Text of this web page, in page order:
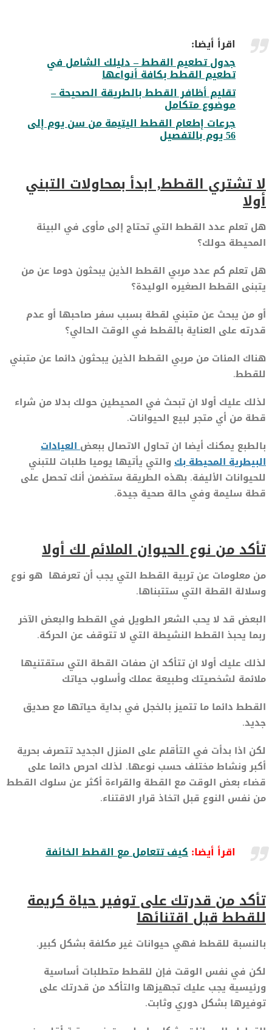
اقرأ أيضا:
جدول تطعيم القطط – دليلك الشامل في
تطعيم القطط بكافة أنواعها
تقليم أظافر القطط بالطريقة الصحيحة –
موضوع متكامل
جرعات إطعام القطط اليتيمة من سن يوم إلى
56 يوم بالتفصيل
لا تشتري القطط, ابدأ بمحاولات التبني
أولا
هل تعلم عدد القطط التي تحتاج إلى مأوى في البيئة
المحيطة حولك؟
هل تعلم كم عدد مربي القطط الذين يبحثون دوما عن من
يتبنى القطط الصغيره الوليدة؟
أو من يبحث عن متبني لقطة بسبب سفر صاحبها أو عدم
قدرته على العناية بالقطط في الوقت الحالي؟
هناك المئات من مربي القطط الذين يبحثون دائما عن متبني
للقطط.
لذلك عليك أولا ان تبحث في المحيطين حولك بدلا من شراء
قطة من أي متجر لبيع الحيوانات.
بالطبع يمكنك أيضا ان تحاول الاتصال ببعضالعيادات
البيطرية المحيطة بك والتي يأتيها يوميا طلبات للتبني
للحيوانات الأليفة. بهذه الطريقة ستضمن أنك تحصل على
قطة سليمة وفي حالة صحية جيدة.
تأكد من نوع الحيوان الملائم لك أولا
من معلومات عن تربية القطط التي يجب أن تعرفها هو نوع
وسلالة القطة التي ستتبناها.
البعض قد لا يحب الشعر الطويل في القطط والبعض الآخر
ربما يحبذ القطط النشيطة التي لا تتوقف عن الحركة.
لذلك عليك أولا ان تتأكد ان صفات القطة التي ستقتنيها
ملائمة لشخصيتك وطبيعة عملك وأسلوب حياتك
القطط دائما ما تتميز بالخجل في بداية حياتها مع صديق
جديد.
لكن اذا بدأت في التأقلم على المنزل الجديد تتصرف بحرية
أكبر ونشاط مختلف حسب نوعها. لذلك احرص دائما على
قضاء بعض الوقت مع القطة والقراءة أكثر عن سلوك القطط
من نفس النوع قبل اتخاذ قرار الاقتناء.
اقرأ أيضا:كيف تتعامل مع القطط الخائفة
تأكد من قدرتك على توفير حياة كريمة
للقطط قبل اقتنائها
بالنسبة للقطط فهي حيوانات غير مكلفة بشكل كبير.
لكن في نفس الوقت فإن للقطط متطلبات أساسية
ورئيسية يجب عليك تجهيزها والتأكد من قدرتك على
توفيرها بشكل دوري وثابت.